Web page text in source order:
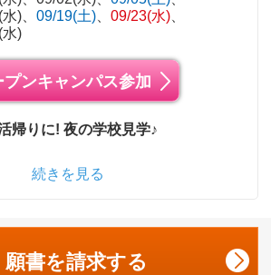
) 09/19(土)
09/23(水)
)
プンキャンパス参加
帰りに! 夜の学校見学♪
続きを見る
願書を請求する